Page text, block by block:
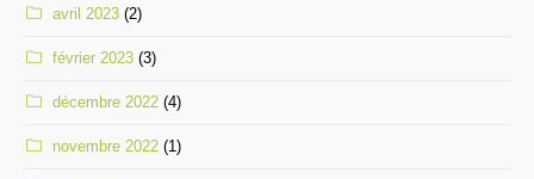
avril 2023 (2)
février 2023 (3)
décembre 2022 (4)
novembre 2022 (1)